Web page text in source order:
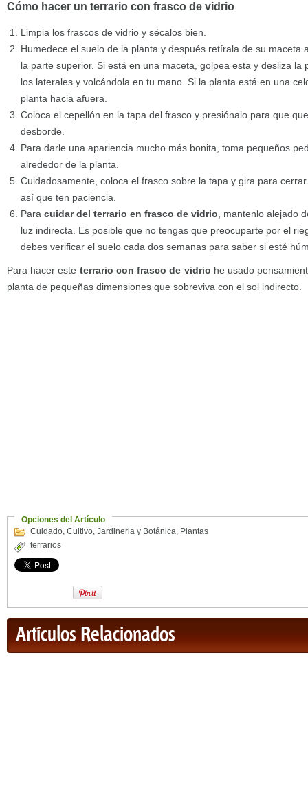
Cómo hacer un terrario con frasco de vidrio
Limpia los frascos de vidrio y sécalos bien.
Humedece el suelo de la planta y después retírala de su maceta
la parte superior. Si está en una maceta, golpea esta y desliza la
los laterales y volcándola en tu mano. Si la planta está en una
planta hacia afuera.
Coloca el cepellón en la tapa del frasco y presiónalo para que
desborde.
Para darle una apariencia mucho más bonita, toma pequeños
alrededor de la planta.
Cuidadosamente, coloca el frasco sobre la tapa y gira para
así que ten paciencia.
Para cuidar del terrario en frasco de vidrio , mantenlo alejado
luz indirecta. Es posible que no tengas que preocuparte por el
debes verificar el suelo cada dos semanas para saber si esté
Para hacer este terrario con frasco de vidrio he usado
planta de pequeñas dimensiones que sobreviva con el sol indirecto.
Opciones del Artículo
Cuidado, Cultivo, Jardineria y Botánica, Plantas
terrarios
Artículos Relacionados